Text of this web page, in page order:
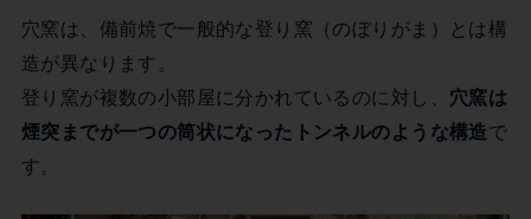
穴窯は、備前焼で一般的な登り窯（のぼりがま）とは構
造が異なります。
登り窯が複数の小部屋に分かれているのに対し、 穴窯は
煙突までが一つの筒状になったトンネルのような構造で
す。